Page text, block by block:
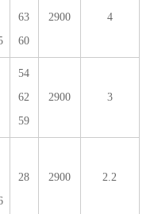
63
60
2900 4
54
62
59
2900 3
28 2900 2.2